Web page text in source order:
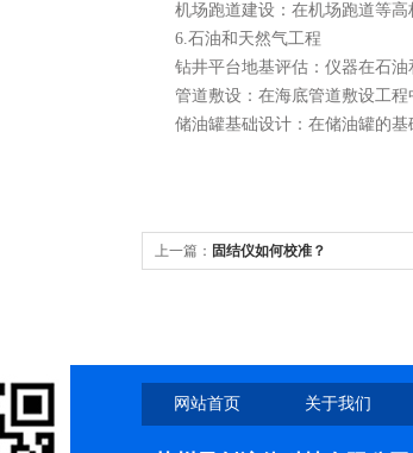
机场跑道建设：在机场跑道等高
6.石油和天然气工程
钻井平台地基评估：仪器在石油
管道敷设：在海底管道敷设工程
储油罐基础设计：在储油罐的基
上一篇： 固结仪如何校准？
网站首页 关于我们